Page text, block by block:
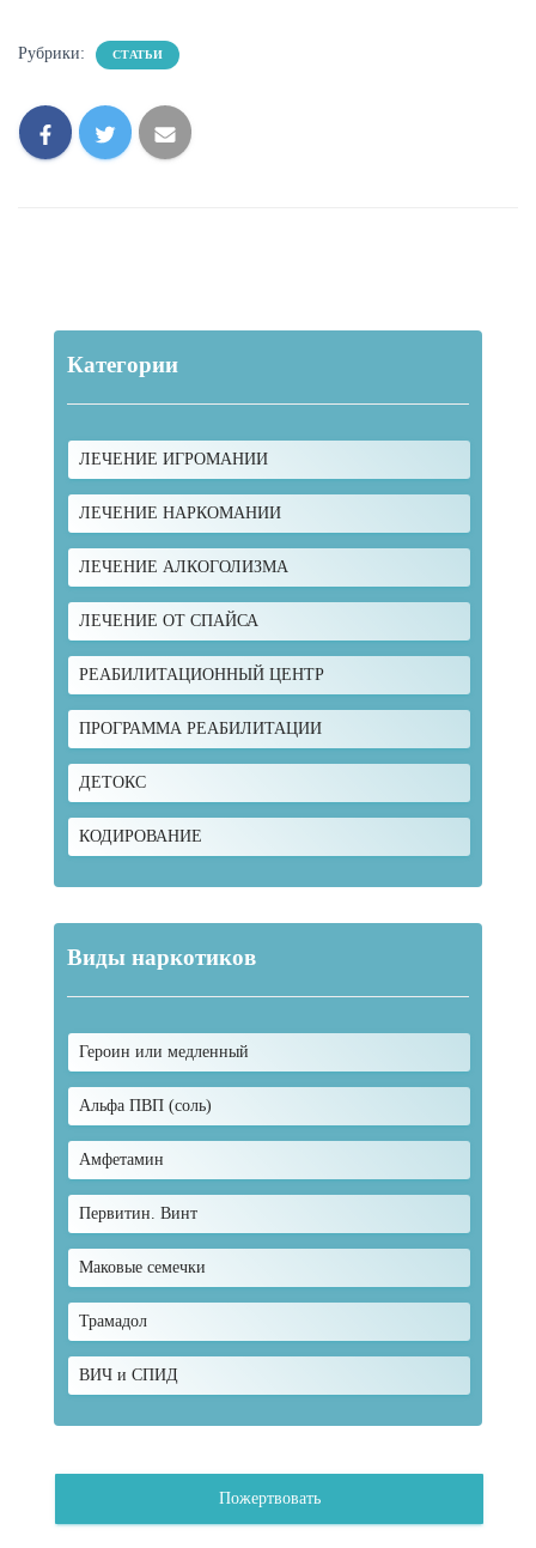
Рубрики: СТАТЬИ
Категории
ЛЕЧЕНИЕ ИГРОМАНИИ
ЛЕЧЕНИЕ НАРКОМАНИИ
ЛЕЧЕНИЕ АЛКОГОЛИЗМА
ЛЕЧЕНИЕ ОТ СПАЙСА
РЕАБИЛИТАЦИОННЫЙ ЦЕНТР
ПРОГРАММА РЕАБИЛИТАЦИИ
ДЕТОКС
КОДИРОВАНИЕ
Виды наркотиков
Героин или медленный
Альфа ПВП (соль)
Амфетамин
Первитин. Винт
Маковые семечки
Трамадол
ВИЧ и СПИД
Пожертвовать